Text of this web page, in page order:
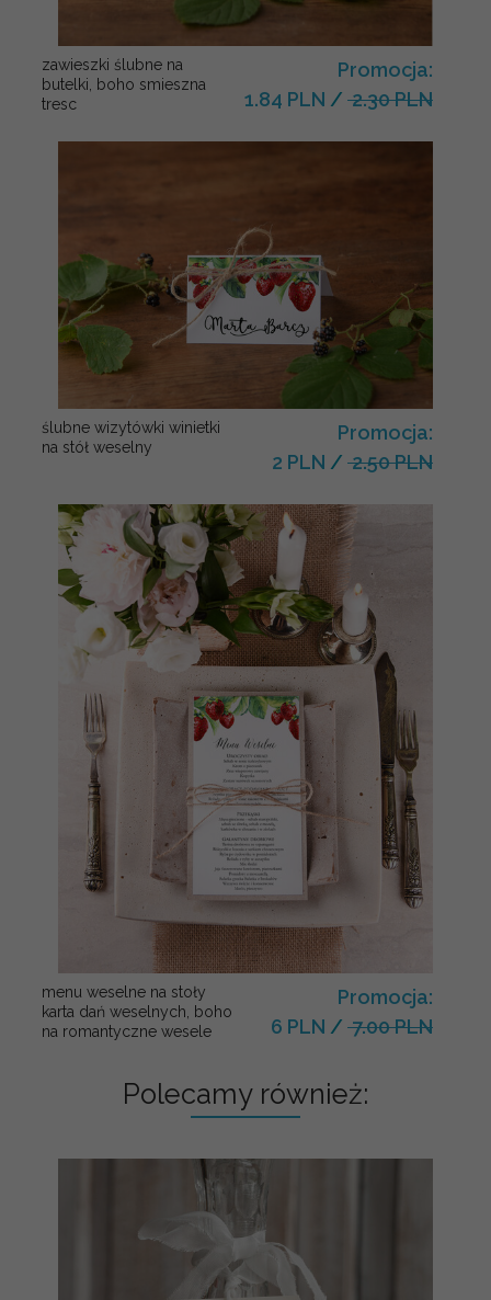
zawieszki ślubne na
butelki, boho smieszna
tresc
Promocja:
1.84 PLN / 2.30 PLN
ślubne wizytówki winietki
na stół weselny
Promocja:
2 PLN / 2.50 PLN
menu weselne na stoły
karta dań weselnych, boho
na romantyczne wesele
Promocja:
6 PLN / 7.00 PLN
Polecamy również: